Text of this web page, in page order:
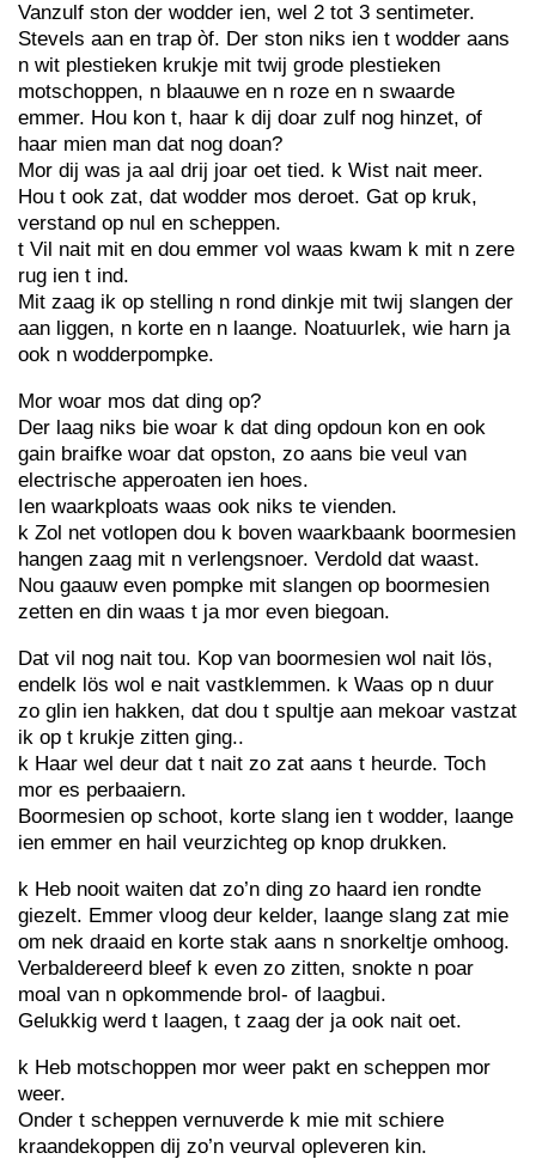
Vanzulf ston der wodder ien, wel 2 tot 3 sentimeter.
Stevels aan en trap òf. Der ston niks ien t wodder aans
n wit plestieken krukje mit twij grode plestieken
motschoppen, n blaauwe en n roze en n swaarde
emmer. Hou kon t, haar k dij doar zulf nog hinzet, of
haar mien man dat nog doan?
Mor dij was ja aal drij joar oet tied. k Wist nait meer.
Hou t ook zat, dat wodder mos deroet. Gat op kruk,
verstand op nul en scheppen.
t Vil nait mit en dou emmer vol waas kwam k mit n zere
rug ien t ind.
Mit zaag ik op stelling n rond dinkje mit twij slangen der
aan liggen, n korte en n laange. Noatuurlek, wie harn ja
ook n wodderpompke.
Mor woar mos dat ding op?
Der laag niks bie woar k dat ding opdoun kon en ook
gain braifke woar dat opston, zo aans bie veul van
electrische apperoaten ien hoes.
Ien waarkploats waas ook niks te vienden.
k Zol net votlopen dou k boven waarkbaank boormesien
hangen zaag mit n verlengsnoer. Verdold dat waast.
Nou gaauw even pompke mit slangen op boormesien
zetten en din waas t ja mor even biegoan.
Dat vil nog nait tou. Kop van boormesien wol nait lös,
endelk lös wol e nait vastklemmen. k Waas op n duur
zo glin ien hakken, dat dou t spultje aan mekoar vastzat
ik op t krukje zitten ging..
k Haar wel deur dat t nait zo zat aans t heurde. Toch
mor es perbaaiern.
Boormesien op schoot, korte slang ien t wodder, laange
ien emmer en hail veurzichteg op knop drukken.
k Heb nooit waiten dat zo’n ding zo haard ien rondte
giezelt. Emmer vloog deur kelder, laange slang zat mie
om nek draaid en korte stak aans n snorkeltje omhoog.
Verbaldereerd bleef k even zo zitten, snokte n poar
moal van n opkommende brol- of laagbui.
Gelukkig werd t laagen, t zaag der ja ook nait oet.
k Heb motschoppen mor weer pakt en scheppen mor
weer.
Onder t scheppen vernuverde k mie mit schiere
kraandekoppen dij zo’n veurval opleveren kin.